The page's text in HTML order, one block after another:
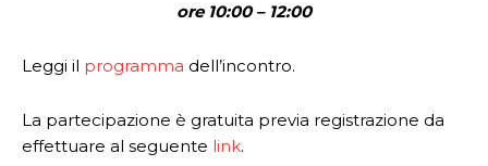
ore 10:00 – 12:00
Leggi il programma dell’incontro.
La partecipazione è gratuita previa registrazione da
effettuare al seguente link.